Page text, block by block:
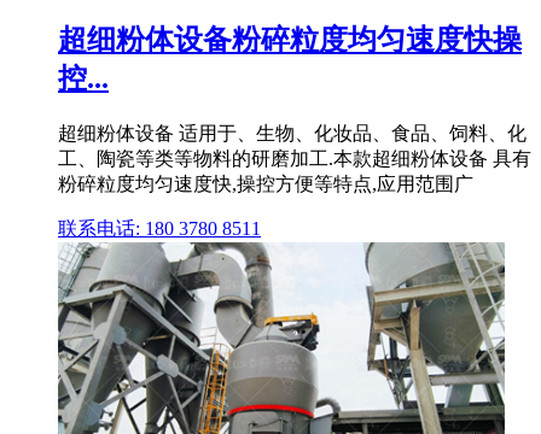
超细粉体设备粉碎粒度均匀速度快操
控...
超细粉体设备 适用于、生物、化妆品、食品、饲料、化
工、陶瓷等类等物料的研磨加工.本款超细粉体设备 具有
粉碎粒度均匀速度快,操控方便等特点,应用范围广
联系电话: 180 3780 8511